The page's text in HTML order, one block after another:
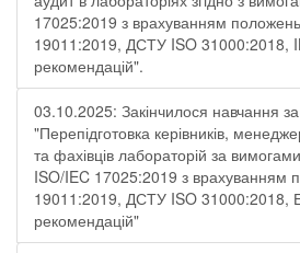
17025:2019 з врахуванням
19011:2019, ДСТУ ISO 31000:2018,
рекомендацій".
03.10.2025: Закінчилося навчання
"Перепідготовка керівників,
та фахівців лабораторій за
ISO/IEC 17025:2019 з врахуванням
19011:2019, ДСТУ ISO 31000:2018,
рекомендацій"